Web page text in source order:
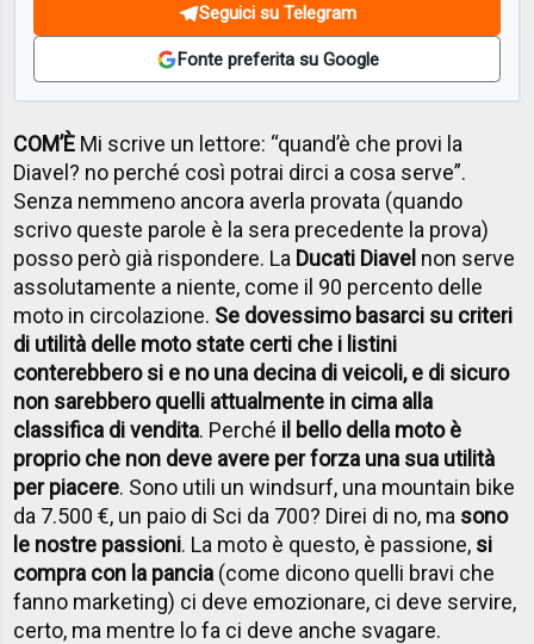
Seguici su Telegram
Fonte preferita su Google
COM’È Mi scrive un lettore: “quand’è che provi la
Diavel? no perché così potrai dirci a cosa serve”.
Senza nemmeno ancora averla provata (quando
scrivo queste parole è la sera precedente la prova)
posso però già rispondere. La Ducati Diavel non serve
assolutamente a niente, come il 90 percento delle
moto in circolazione. Se dovessimo basarci su criteri
di utilità delle moto state certi che i listini
conterebbero si e no una decina di veicoli, e di sicuro
non sarebbero quelli attualmente in cima alla
classifica di vendita. Perché il bello della moto è
proprio che non deve avere per forza una sua utilità
per piacere. Sono utili un windsurf, una mountain bike
da 7.500 €, un paio di Sci da 700? Direi di no, ma sono
le nostre passioni. La moto è questo, è passione, si
compra con la pancia (come dicono quelli bravi che
fanno marketing) ci deve emozionare, ci deve servire,
certo, ma mentre lo fa ci deve anche svagare.